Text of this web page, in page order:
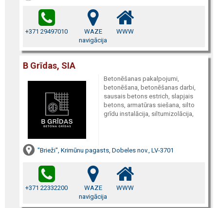
+371 29497010
WAZE
navigācija
WWW
B Grīdas, SIA
Betonēšanas pakalpojumi,
betonēšana, betonēšanas darbi,
sausais betons estrich, slapjais
betons, armatūras siešana, silto
grīdu instalācija, siltumizolācija,
"Brieži", Krimūnu pagasts, Dobeles nov., LV-3701
+371 22332200
WAZE
navigācija
WWW